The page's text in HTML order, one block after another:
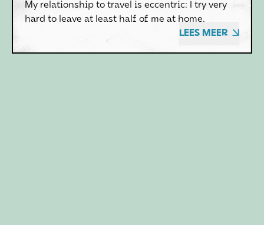
My relationship to travel is eccentric: I try very
hard to leave at least half of me at home.
LEES MEER